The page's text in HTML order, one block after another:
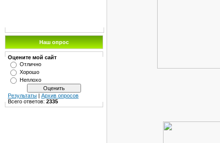
Наш опрос
Оцените мой сайт
Отлично
Хорошо
Неплохо
Результаты | Архив опросов
Всего ответов: 2335